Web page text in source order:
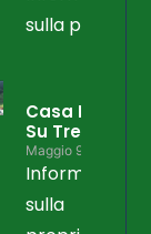
sulla
Casa Libera
Su Tre Lati
Maggio 9, 2026
Informazioni
sulla